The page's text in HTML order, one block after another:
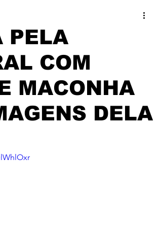
PELA
COM
MACONHA
DELA